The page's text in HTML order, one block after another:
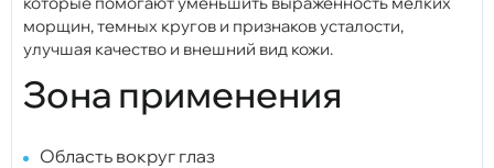
морщин, темных кругов и признаков усталости,
улучшая качество и внешний вид кожи.
Зона применения
Область вокруг глаз